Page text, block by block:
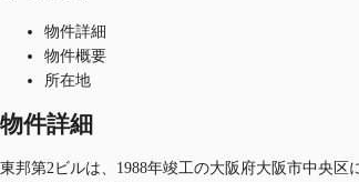
物件詳細
物件概要
所在地
物件詳細
東邦第2ビルは、1988年竣工の大阪府大阪市中央区